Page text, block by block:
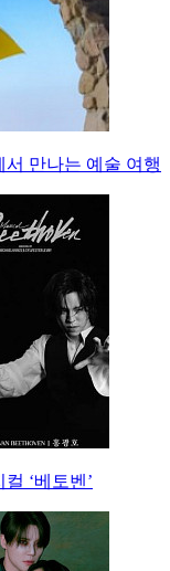
만나는 예술 여행
‘베토벤’